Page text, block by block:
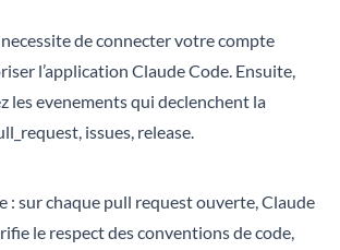
de connecter votre compte
l’application Claude Code. Ensuite,
les evenements qui declenchent la
issues, release.
: sur chaque pull request ouverte, Claude
le respect des conventions de code,